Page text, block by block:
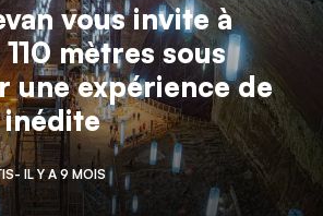
vous invite à
mètres sous
une expérience de
- IL Y A 9 MOIS